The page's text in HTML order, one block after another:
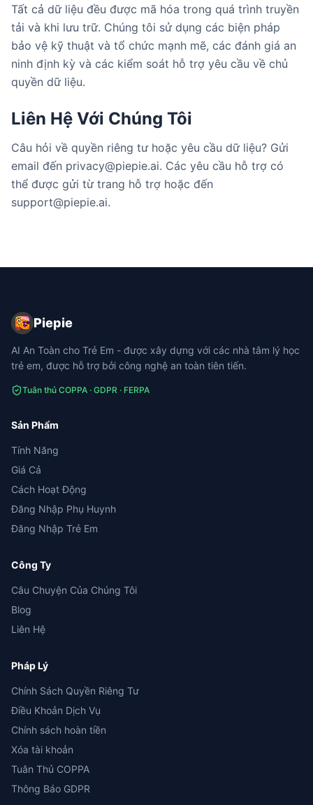
Tất cả dữ liệu đều được mã hóa trong quá trình truyền
tải và khi lưu trữ. Chúng tôi sử dụng các biện pháp
bảo vệ kỹ thuật và tổ chức mạnh mẽ, các đánh giá an
ninh định kỳ và các kiểm soát hỗ trợ yêu cầu về chủ
quyền dữ liệu.
Liên Hệ Với Chúng Tôi
Câu hỏi về quyền riêng tư hoặc yêu cầu dữ liệu? Gửi
email đến privacy@piepie.ai. Các yêu cầu hỗ trợ có
thể được gửi từ trang hỗ trợ hoặc đến
support@piepie.ai.
Piepie
AI An Toàn cho Trẻ Em - được xây dựng với các nhà tâm lý học
trẻ em, được hỗ trợ bởi công nghệ an toàn tiên tiến.
Tuân thủ COPPA · GDPR · FERPA
Sản Phẩm
Tính Năng
Giá Cả
Cách Hoạt Động
Đăng Nhập Phụ Huynh
Đăng Nhập Trẻ Em
Công Ty
Câu Chuyện Của Chúng Tôi
Blog
Liên Hệ
Pháp Lý
Chính Sách Quyền Riêng Tư
Điều Khoản Dịch Vụ
Chính sách hoàn tiền
Xóa tài khoản
Tuân Thủ COPPA
Thông Báo GDPR